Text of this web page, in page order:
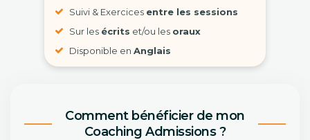
Suivi & Exercices entre les sessions
Sur les écrits et/ou les oraux
Disponible en Anglais
Comment bénéficier de mon
Coaching Admissions ?